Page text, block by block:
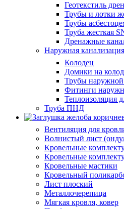
Геотекстиль
Трубы и лотки
Трубы
Труба жесткая
Дренажные
Наружная канализация
Колодец
Домики на
Трубы наружной
Фитинги
Теплоизоляция
Труба ПНД
Вентиляция для
Волнистый лист
Кровельные
Кровельные
Кровельные мастики
Кровельный
Лист плоский
Металлочерепица
Мягкая кровля, ковер